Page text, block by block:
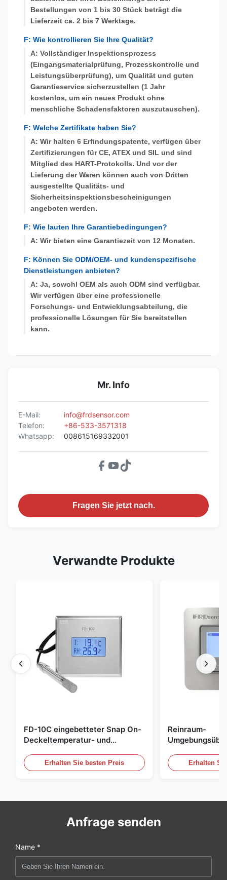
Bestellungen von 1 bis 30 Stück beträgt die
Lieferzeit ca. 2 bis 7 Werktage.
F: Wie kontrollieren Sie Ihre Qualität?
A: Vollständiger Inspektionsprozess
(Eingangsmaterialprüfung, Prozesskontrolle und
Leistungsüberprüfung), um Qualität und guten
Garantieservice sicherzustellen (1 Jahr
kostenlos, um ein neues Produkt ohne
menschliche Schadensfaktoren auszutauschen).
F: Welche Zertifikate haben Sie?
A: Wir halten 6 Erfindungspatente, verfügen über
Zertifizierungen für CE, ATEX und SIL und sind
Mitglied des HART-Protokolls. Und vor der
Lieferung der Waren können auch von Dritten
ausgestellte Qualitäts- und
Sicherheitsinspektionsbescheinigungen
angeboten werden.
F: Wie lauten Ihre Garantiebedingungen?
A: Wir bieten eine Garantiezeit von 12 Monaten.
F: Können Sie ODM/OEM- und kundenspezifische
Dienstleistungen anbieten?
A: Ja, sowohl OEM als auch ODM sind verfügbar.
Wir verfügen über eine professionelle
Forschungs- und Entwicklungsabteilung, die
professionelle Lösungen für Sie bereitstellen
kann.
Mr. Info
E-Mail:
info@frdsensor.com
Telefon:
+86-533-3571318
Whatsapp:
008615169332001
Fragen Sie jetzt nach.
Verwandte Produkte
FD-10C eingebetteter Snap On-
Deckeltemperatur- und
Edelstahlmonitor
Erhalten Sie besten Preis
Reinraum-
20mA/RS485
Erhalten
Anfrage senden
Name *